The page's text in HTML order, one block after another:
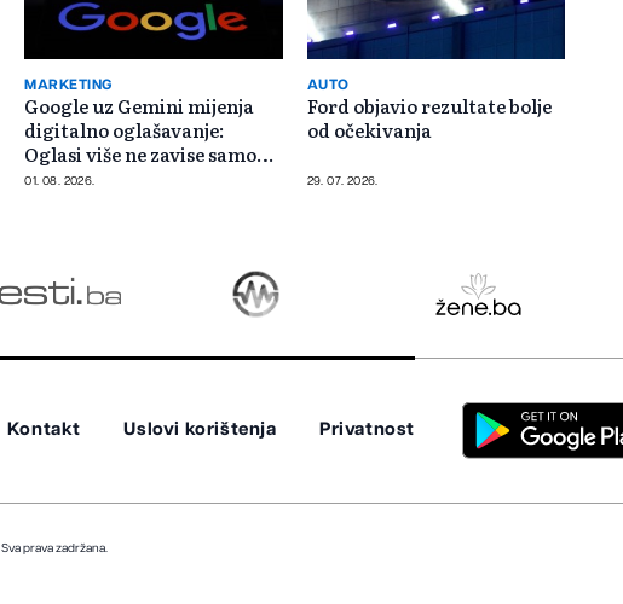
MARKETING
Google uz Gemini mijenja
digitalno oglašavanje:
Oglasi više ne zavise samo
od ključnih riječi
01. 08. 2026.
AUTO
Ford objavio rezultate bolje
od očekivanja
29. 07. 2026.
Kontakt Uslovi korištenja Privatnost
Sva prava zadržana.